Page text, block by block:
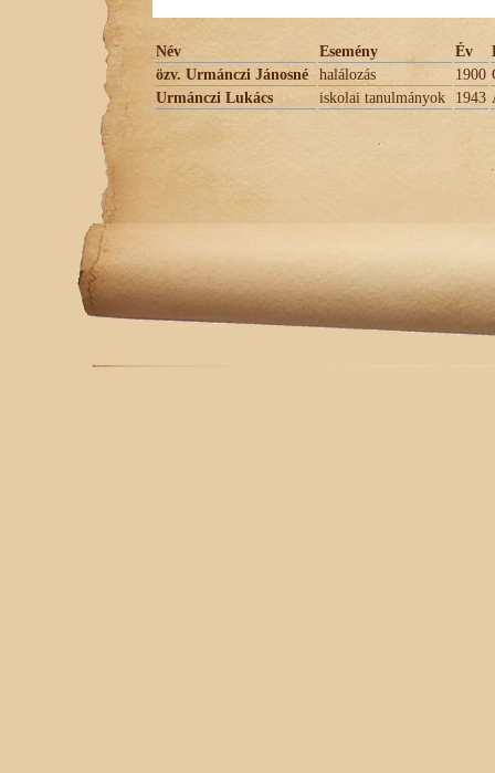
Név Esemény Év
özv. Urmánczi Jánosné
halálozás 1900
Urmánczi Lukács
iskolai tanulmányok 1943